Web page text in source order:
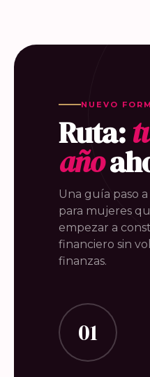
NUEVO
Ruta:
año
Una guía paso
para mujeres
empezar a
financiero sin
finanzas.
01